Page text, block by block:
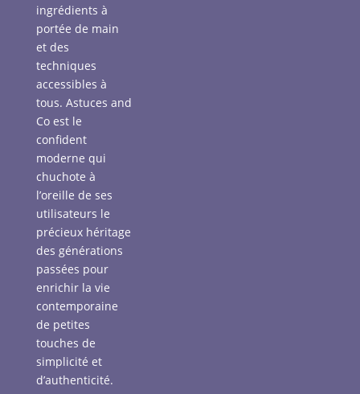
ingrédients à
portée de main
et des
techniques
accessibles à
tous. Astuces and
Co est le
confident
moderne qui
chuchote à
l’oreille de ses
utilisateurs le
précieux héritage
des générations
passées pour
enrichir la vie
contemporaine
de petites
touches de
simplicité et
d’authenticité.